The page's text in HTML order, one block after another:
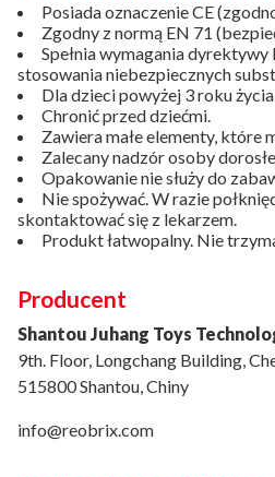
Posiada oznaczenie CE
Zgodny z normą EN 71
Spełnia wymagania dyrektywy
stosowania niebezpiecznych
Dla dzieci powyżej 3 roku
Chronić przed dziećmi.
Zawiera małe elementy, które
Zalecany nadzór osoby
Opakowanie nie służy do
Nie spożywać. W razie
skontaktować się z lekarzem.
Produkt łatwopalny. Nie
Producent
Shantou Juhang Toys
9th. Floor, Longchang Building,
515800 Shantou, Chiny
info@reobrix.com